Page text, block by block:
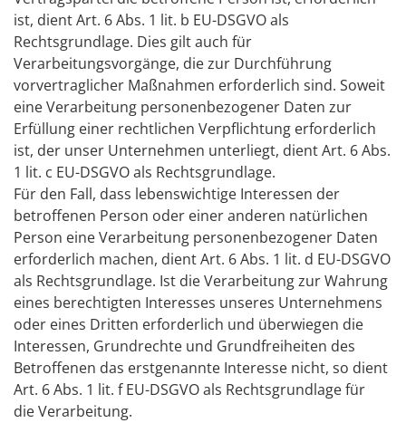
ist, dient Art. 6 Abs. 1 lit. b EU-DSGVO als
Rechtsgrundlage. Dies gilt auch für
Verarbeitungsvorgänge, die zur Durchführung
vorvertraglicher Maßnahmen erforderlich sind. Soweit
eine Verarbeitung personenbezogener Daten zur
Erfüllung einer rechtlichen Verpflichtung erforderlich
ist, der unser Unternehmen unterliegt, dient Art. 6 Abs.
1 lit. c EU-DSGVO als Rechtsgrundlage.
Für den Fall, dass lebenswichtige Interessen der
betroffenen Person oder einer anderen natürlichen
Person eine Verarbeitung personenbezogener Daten
erforderlich machen, dient Art. 6 Abs. 1 lit. d EU-DSGVO
als Rechtsgrundlage. Ist die Verarbeitung zur Wahrung
eines berechtigten Interesses unseres Unternehmens
oder eines Dritten erforderlich und überwiegen die
Interessen, Grundrechte und Grundfreiheiten des
Betroffenen das erstgenannte Interesse nicht, so dient
Art. 6 Abs. 1 lit. f EU-DSGVO als Rechtsgrundlage für
die Verarbeitung.